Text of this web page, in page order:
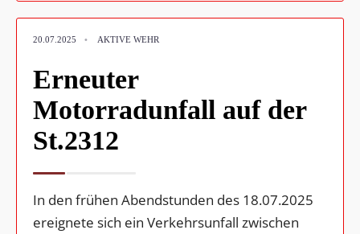
20.07.2025 • AKTIVE WEHR
Erneuter
Motorradunfall auf der
St.2312
In den frühen Abendstunden des 18.07.2025
ereignete sich ein Verkehrsunfall zwischen